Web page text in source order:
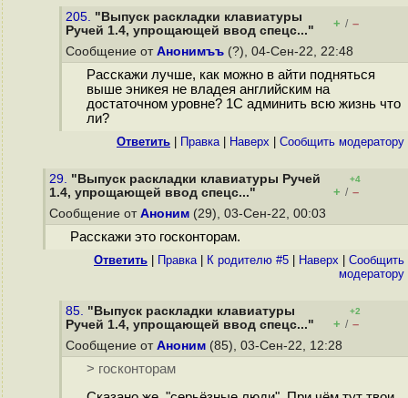
205. "Выпуск раскладки клавиатуры
Ручей 1.4, упрощающей ввод спецс..."
+ / –
Сообщение от Анонимъъ (?), 04-Сен-22, 22:48
Расскажи лучше, как можно в айти подняться
выше эникея не владея английским на
достаточном уровне? 1С админить всю жизнь что
ли?
Ответить Правка| Наверх Cообщить модератору
29. "Выпуск раскладки клавиатуры Ручей
1.4, упрощающей ввод спецс..."
+4
+ / –
Сообщение от Аноним (29), 03-Сен-22, 00:03
Расскажи это госконторам.
Ответить Правка| К родителю #5 Наверх
Cообщить
модератору
85. "Выпуск раскладки клавиатуры
Ручей 1.4, упрощающей ввод спецс..."
+2
+ / –
Сообщение от Аноним (85), 03-Сен-22, 12:28
> госконторам